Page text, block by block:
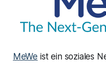
MeWe ist ein soziales